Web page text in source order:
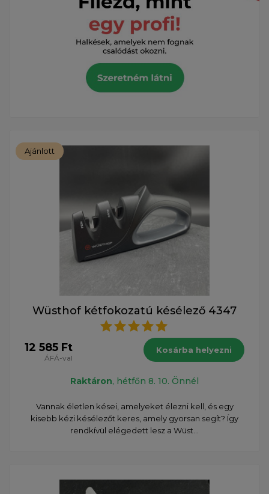
Ajánlott
Wüsthof kétfokozatú késélező 4347
12 585 Ft
ÁFÁ-val
Kosárba helyezni
Raktáron, hétfőn 8. 10. Önnél
Vannak életlen kései, amelyeket élezni kell, és egy
kisebb kézi késélezőt keres, amely gyorsan segít? Így
rendkívül elégedett lesz a Wüst...